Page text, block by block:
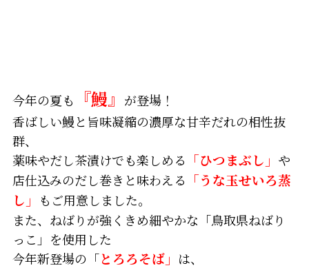
今年の夏も 『鰻』 が登場！
香ばしい鰻と旨味凝縮の濃厚な甘辛だれの相性抜
群、
薬味やだし茶漬けでも楽しめる 「ひつまぶし」 や
店仕込みのだし巻きと味わえる 「うな玉せいろ蒸
し」
もご用意しました。
また、ねばりが強くきめ細やかな「鳥取県ねばり
っこ」を使用した
今年新登場の「とろろそば」 は、